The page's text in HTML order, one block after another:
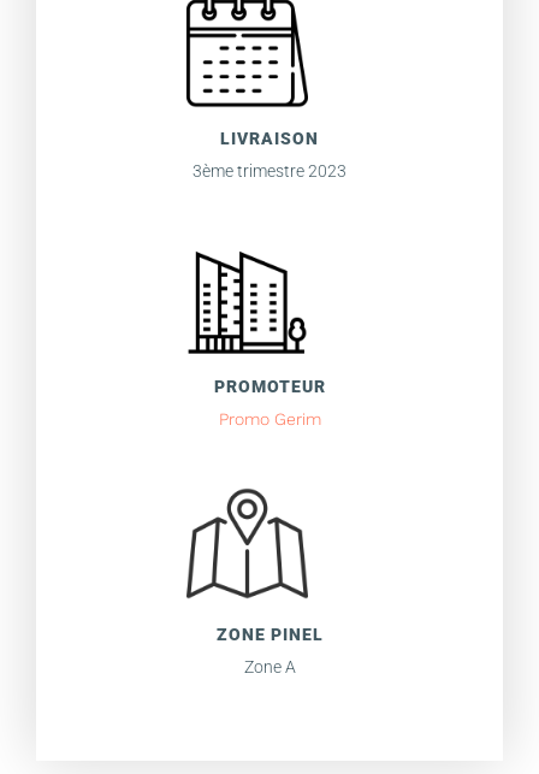
LIVRAISON
3ème trimestre 2023
PROMOTEUR
Promo Gerim
ZONE PINEL
Zone A